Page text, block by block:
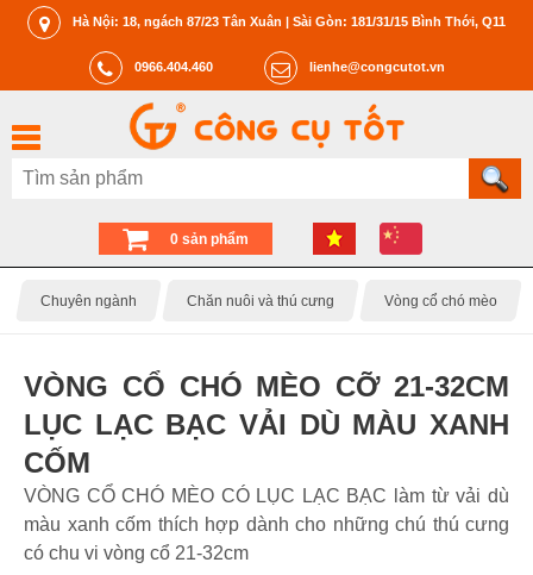
Hà Nội: 18, ngách 87/23 Tân Xuân | Sài Gòn: 181/31/15 Bình Thới, Q11
0966.404.460 lienhe@congcutot.vn
0 sản phẩm
Chuyên ngành Chăn nuôi và thú cưng Vòng cổ chó mèo
VÒNG CỔ CHÓ MÈO CỠ 21-32CM
LỤC LẠC BẠC VẢI DÙ MÀU XANH
CỐM
VÒNG CỔ CHÓ MÈO CÓ LỤC LẠC BẠC làm từ vải dù
màu xanh cốm thích hợp dành cho những chú thú cưng
có chu vi vòng cổ 21-32cm